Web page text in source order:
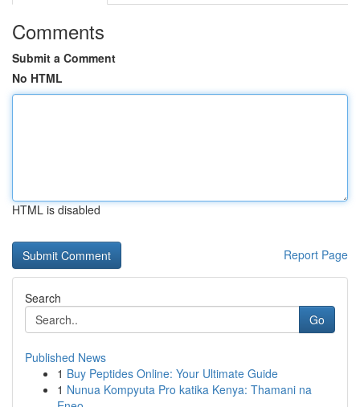
Comments
Submit a Comment
No HTML
HTML is disabled
Report Page
Search
Go
Published News
1 Buy Peptides Online: Your Ultimate Guide
1 Nunua Kompyuta Pro katika Kenya: Thamani na